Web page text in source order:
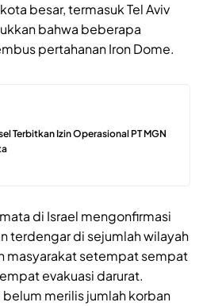
besar, termasuk Tel Aviv
bahwa beberapa
pertahanan Iron Dome.
Terbitkan Izin Operasional PT MGN
di Israel mengonfirmasi
terdengar di sejumlah wilayah
masyarakat setempat sempat
evakuasi darurat.
merilis jumlah korban